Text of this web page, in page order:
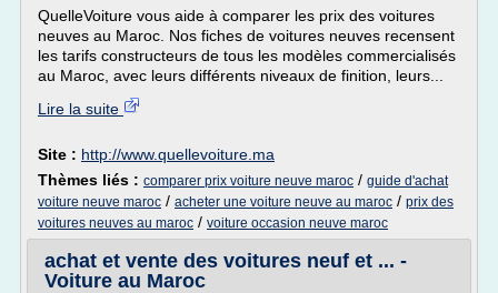
QuelleVoiture vous aide à comparer les prix des voitures
neuves au Maroc. Nos fiches de voitures neuves recensent
les tarifs constructeurs de tous les modèles commercialisés
au Maroc, avec leurs différents niveaux de finition, leurs...
Lire la suite
Site : http://www.quellevoiture.ma
Thèmes liés : comparer prix voiture neuve maroc / guide d'achat
voiture neuve maroc / acheter une voiture neuve au maroc / prix des
voitures neuves au maroc / voiture occasion neuve maroc
achat et vente des voitures neuf et ... -
Voiture au Maroc